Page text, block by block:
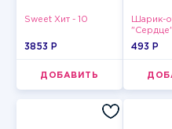
Sweet Хит - 10
3853 P
ДОБАВИТЬ
Шарик-
2
493 P